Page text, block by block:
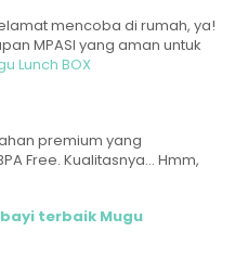
mencoba di rumah, ya!
MPASI yang aman untuk
Lunch BOX
premium yang
Free. Kualitasnya... Hmm,
terbaik Mugu